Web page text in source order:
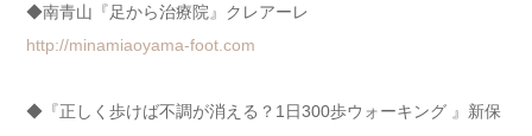
◆南青山『足から治療院』クレアーレ
http://minamiaoyama-foot.com
◆『正しく歩けば不調が消える？1日300歩ウォーキング 』新保